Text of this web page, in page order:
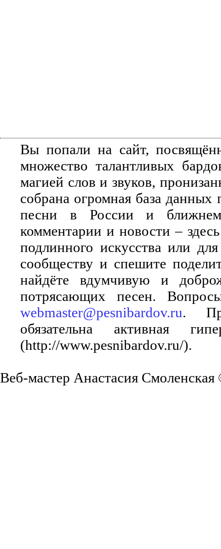
Вы попали на сайт,
множество талантливых
магией слов и звуков,
собрана огромная база
песни в России и ближнем
комментарии и новости –
подлинного искусства или
сообществу и спешите
найдёте вдумчивую и
потрясающих песен.
webmaster@pesnibardov.ru.
обязательна активная
(http://www.pesnibardov.ru/).
Веб-мастер Анастасия